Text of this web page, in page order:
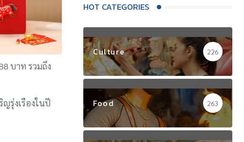
บาท รวมถึง
รุ่งเรืองในปี
HOT CATEGORIES
Culture 226
Food 263